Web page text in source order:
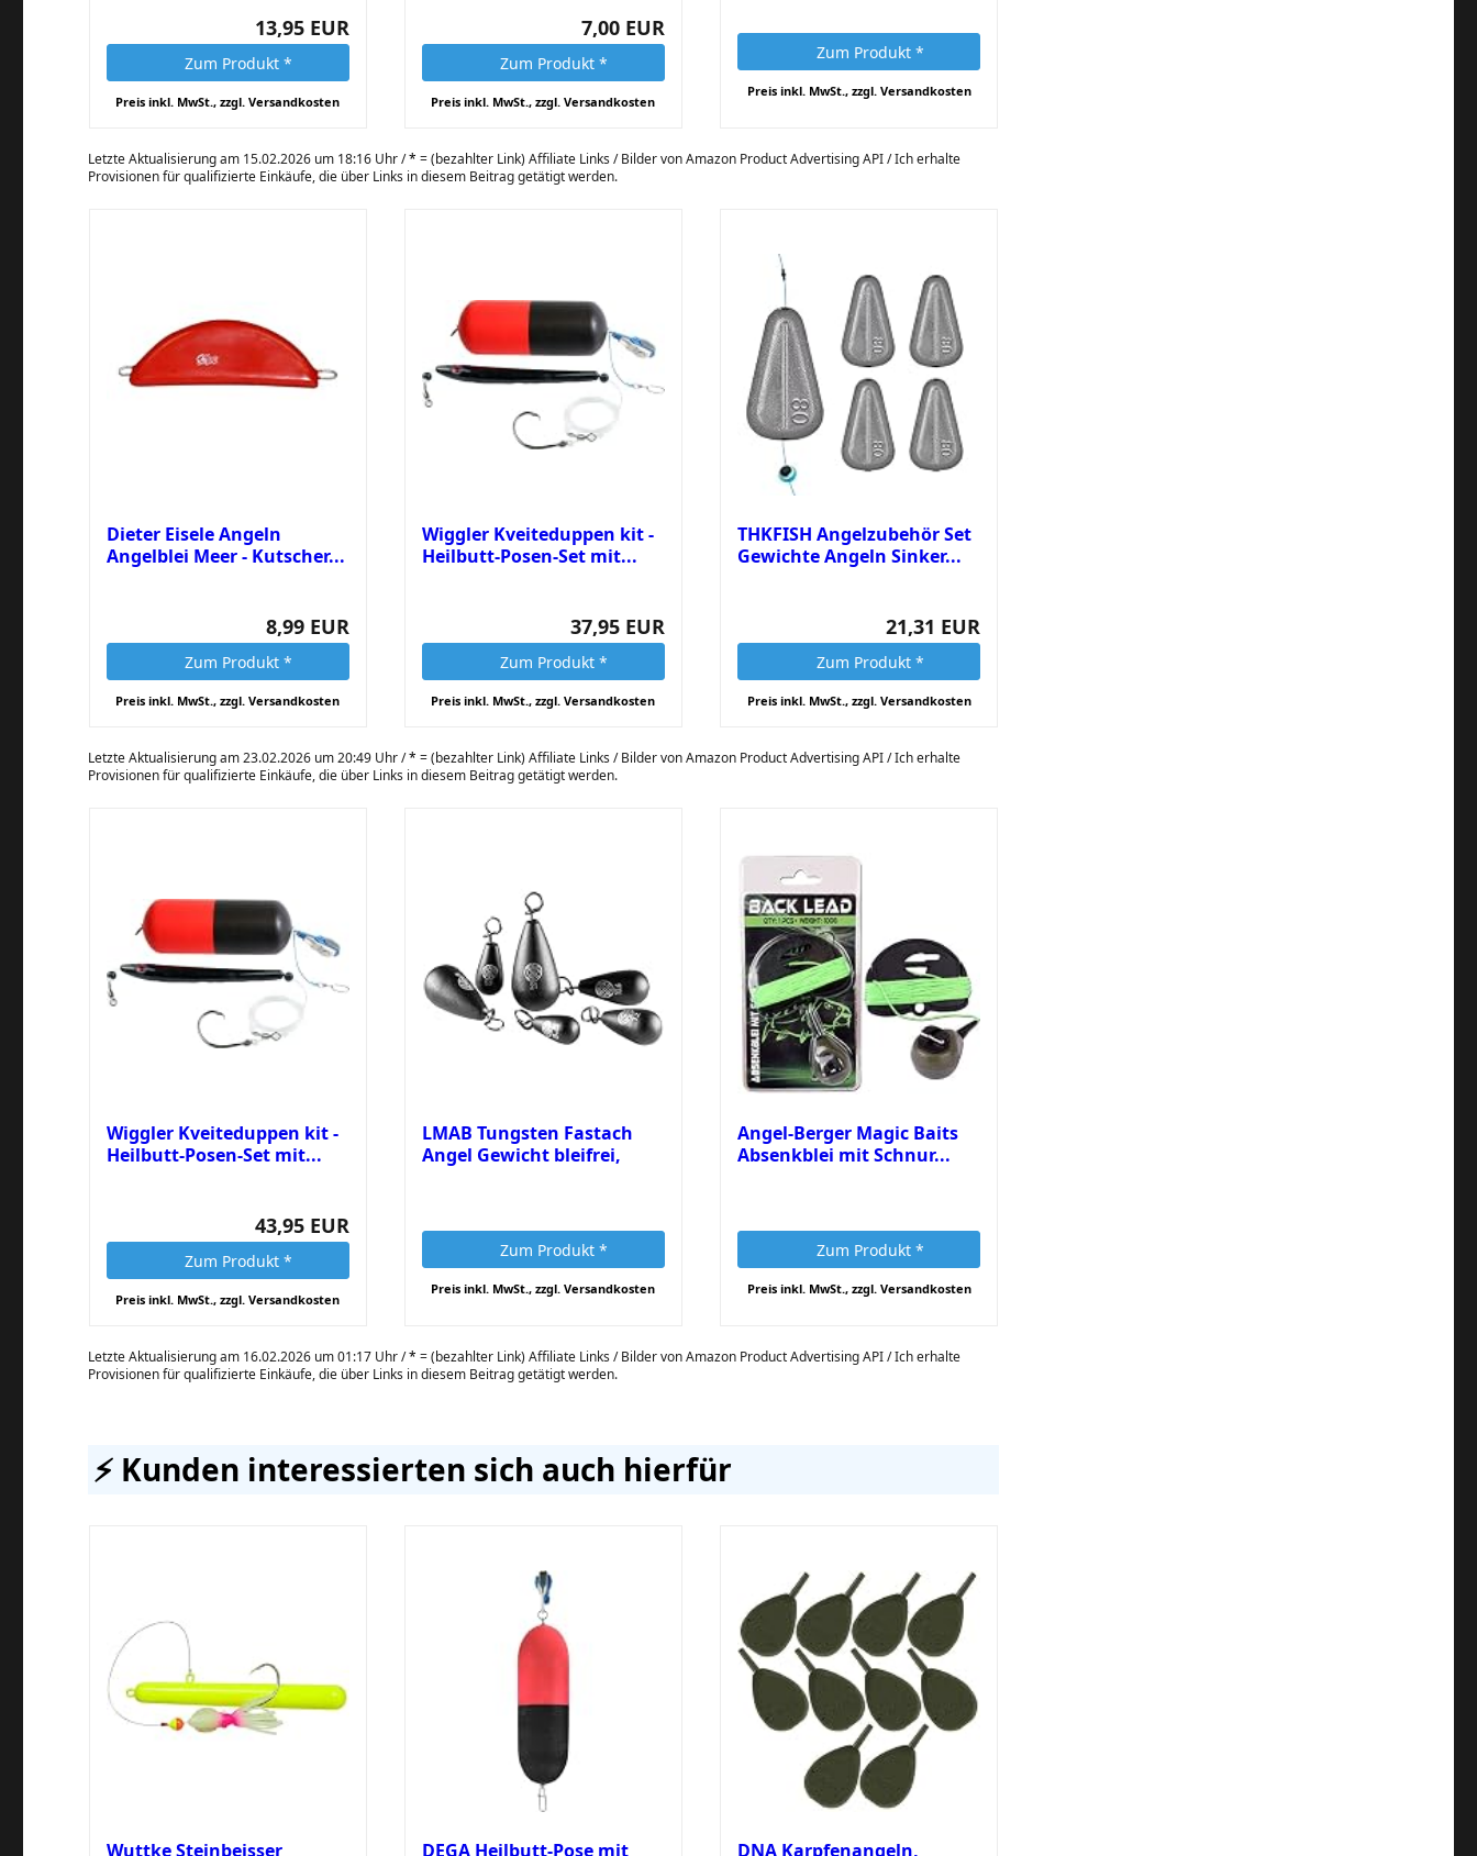
13,95 EUR
Zum Produkt *
Preis inkl. MwSt., zzgl. Versandkosten
7,00 EUR
Zum Produkt *
Preis inkl. MwSt., zzgl. Versandkosten
Zum Produkt *
Preis inkl. MwSt., zzgl. Versandkosten
Letzte Aktualisierung am 15.02.2026 um 18:16 Uhr /* = (bezahlter Link) Affiliate Links / Bilder von Amazon Product Advertising API / Ich erhalte
Provisionen für qualifizierte Einkäufe, die über Links in diesem Beitrag getätigt werden.
Dieter Eisele Angeln
Angelblei Meer - Kutscher...
8,99 EUR
Zum Produkt *
Preis inkl. MwSt., zzgl. Versandkosten
Wiggler Kveiteduppen kit -
Heilbutt-Posen-Set mit...
37,95 EUR
Zum Produkt *
Preis inkl. MwSt., zzgl. Versandkosten
THKFISH Angelzubehör Set
Gewichte Angeln Sinker...
21,31 EUR
Zum Produkt *
Preis inkl. MwSt., zzgl. Versandkosten
Letzte Aktualisierung am 23.02.2026 um 20:49 Uhr /* = (bezahlter Link) Affiliate Links / Bilder von Amazon Product Advertising API / Ich erhalte
Provisionen für qualifizierte Einkäufe, die über Links in diesem Beitrag getätigt werden.
Wiggler Kveiteduppen kit -
Heilbutt-Posen-Set mit...
43,95 EUR
Zum Produkt *
Preis inkl. MwSt., zzgl. Versandkosten
LMAB Tungsten Fastach
Angel Gewicht bleifrei,
Zum Produkt *
Preis inkl. MwSt., zzgl. Versandkosten
Angel-Berger Magic Baits
Absenkblei mit Schnur...
Zum Produkt *
Preis inkl. MwSt., zzgl. Versandkosten
Letzte Aktualisierung am 16.02.2026 um 01:17 Uhr /* = (bezahlter Link) Affiliate Links / Bilder von Amazon Product Advertising API / Ich erhalte
Provisionen für qualifizierte Einkäufe, die über Links in diesem Beitrag getätigt werden.
⚡️ Kunden interessierten sich auch hierfür
Wuttke Steinbeisser DEGA Heilbutt-Pose mit DNA Karpfenangeln,